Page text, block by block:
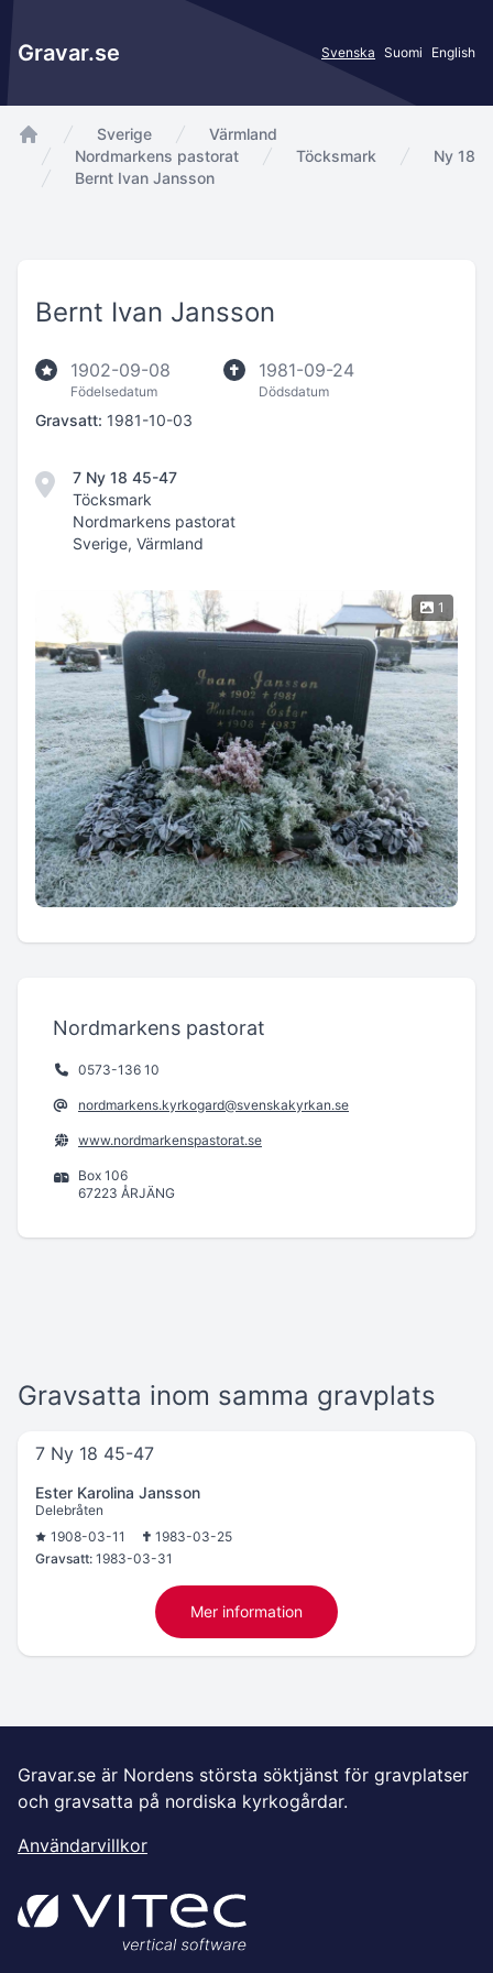
Gravar.se Svenska Suomi English
app.Start
Sverige
Värmland
Nordmarkens pastorat
Töcksmark
Ny 18
Bernt Ivan Jansson
Bernt Ivan Jansson
1902-09-08
Födelsedatum
1981-09-24
Dödsdatum
Gravsatt: 1981-10-03
7 Ny 18 45-47
Töcksmark
Nordmarkens pastorat
Sverige, Värmland
1
Nordmarkens pastorat
0573-136 10
nordmarkens.kyrkogard@svenskakyrkan.se
www.nordmarkenspastorat.se
Box 106
67223 ÅRJÄNG
Gravsatta inom samma gravplats
7 Ny 18 45-47
Ester Karolina Jansson
Delebråten
1908-03-11
1983-03-25
Gravsatt: 1983-03-31
Mer information
Gravar.se är Nordens största söktjänst för gravplatser
och gravsatta på nordiska kyrkogårdar.
Användarvillkor